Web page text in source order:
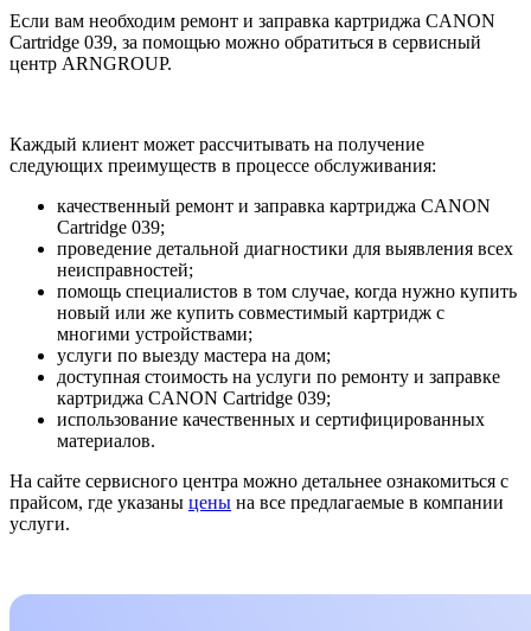
Если вам необходим ремонт и заправка картриджа CANON
Cartridge 039, за помощью можно обратиться в сервисный
центр ARNGROUP.
Каждый клиент может рассчитывать на получение
следующих преимуществ в процессе обслуживания:
качественный ремонт и заправка картриджа CANON
Cartridge 039;
проведение детальной диагностики для выявления всех
неисправностей;
помощь специалистов в том случае, когда нужно купить
новый или же купить совместимый картридж с
многими устройствами;
услуги по выезду мастера на дом;
доступная стоимость на услуги по ремонту и заправке
картриджа CANON Cartridge 039;
использование качественных и сертифицированных
материалов.
На сайте сервисного центра можно детальнее ознакомиться с
прайсом, где указаны цены на все предлагаемые в компании
услуги.